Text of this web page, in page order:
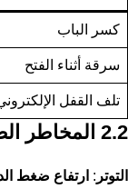
كسر الباب
سرقة أثناء الفتح
تلف القفل
2.2 المخاطر الصحية والنفسية
التوتر : ارتفاع ضغط الدم في 68%